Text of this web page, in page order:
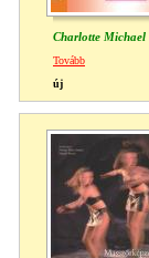
Charlotte Michael
Tovább
új